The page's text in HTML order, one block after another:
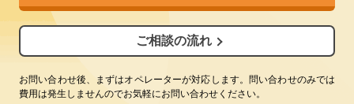
ご相談の流れ
お問い合わせ後、まずはオペレーターが対応します。問い合わせのみでは
費用は発生しませんのでお気軽にお問い合わせください。